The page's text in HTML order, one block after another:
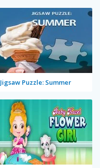
Jigsaw Puzzle: Summer